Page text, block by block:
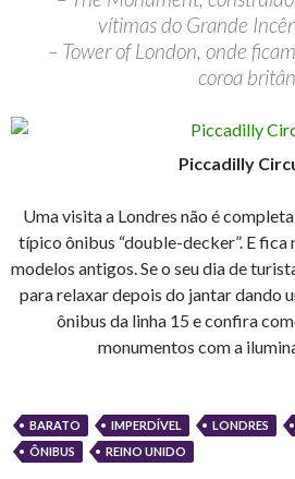
vítimas do Grande
– Tower of London, onde
coroa
Piccadilly
Uma visita a Londres não é
típico ônibus “double-decker”. E fica
modelos antigos. Se o seu dia de
para relaxar depois do jantar dando
ônibus da linha 15 e confira
monumentos com a
BARATO IMPERDÍVEL LONDRES
ÔNIBUS
REINO UNIDO